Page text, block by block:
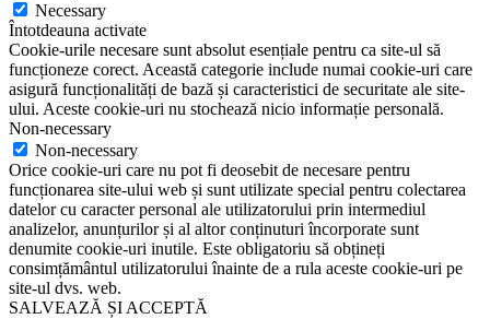
Necessary
Întotdeauna activate
Cookie-urile necesare sunt absolut esențiale pentru ca site-ul să
funcționeze corect. Această categorie include numai cookie-uri care
asigură funcționalități de bază și caracteristici de securitate ale site-
ului. Aceste cookie-uri nu stochează nicio informație personală.
Non-necessary
Non-necessary
Orice cookie-uri care nu pot fi deosebit de necesare pentru
funcționarea site-ului web și sunt utilizate special pentru colectarea
datelor cu caracter personal ale utilizatorului prin intermediul
analizelor, anunțurilor și al altor conținuturi încorporate sunt
denumite cookie-uri inutile. Este obligatoriu să obțineți
consimțământul utilizatorului înainte de a rula aceste cookie-uri pe
site-ul dvs. web.
SALVEAZĂ ȘI ACCEPTĂ